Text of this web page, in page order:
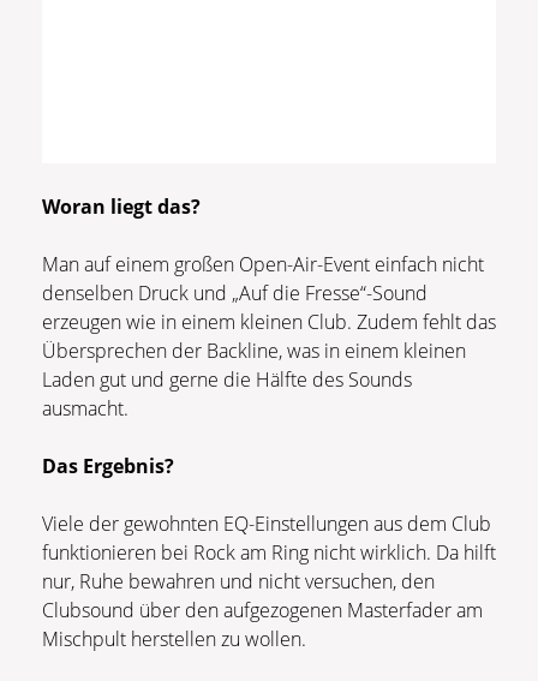
Woran liegt das?
Man auf einem großen Open-Air-Event einfach nicht
denselben Druck und „Auf die Fresse“-Sound
erzeugen wie in einem kleinen Club. Zudem fehlt das
Übersprechen der Backline, was in einem kleinen
Laden gut und gerne die Hälfte des Sounds
ausmacht.
Das Ergebnis?
Viele der gewohnten EQ-Einstellungen aus dem Club
funktionieren bei Rock am Ring nicht wirklich. Da hilft
nur, Ruhe bewahren und nicht versuchen, den
Clubsound über den aufgezogenen Masterfader am
Mischpult herstellen zu wollen.